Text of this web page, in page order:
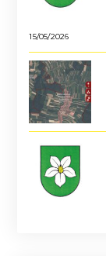
15/05/2026